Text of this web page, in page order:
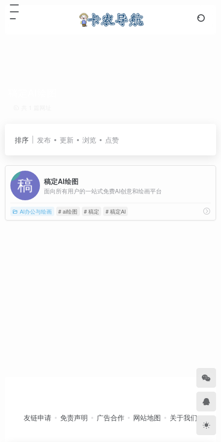
排序 发布 更新 浏览 点赞
稿定AI绘图
面向所有用户的一站式免费AI创意和绘画平台
AI办公与绘画 # ai绘图 # 稿定 # 稿定AI
友链申请 免责声明 广告合作 网站地图 关于我们